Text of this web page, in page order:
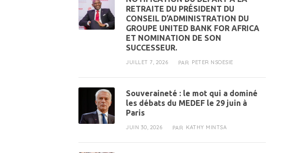
RETRAITE DU PRÉSIDENT DU
CONSEIL D’ADMINISTRATION DU
GROUPE UNITED BANK FOR AFRICA
ET NOMINATION DE SON
SUCCESSEUR.
JUILLET 7, 2026 PAR PETER NSOESIE
Souveraineté : le mot qui a dominé
les débats du MEDEF le 29 juin à
Paris
JUIN 30, 2026 PAR KATHY MINTSA